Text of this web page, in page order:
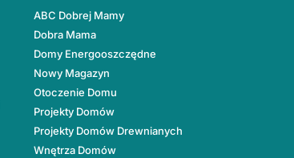
ABC Dobrej Mamy
Dobra Mama
Domy Energooszczędne
Nowy Magazyn
Otoczenie Domu
Projekty Domów
Projekty Domów Drewnianych
Wnętrza Domów